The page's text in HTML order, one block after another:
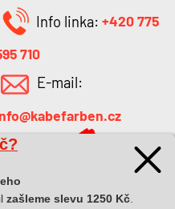
Info linka: +420 775
710
E-mail:
zašleme slevu 1250 Kč